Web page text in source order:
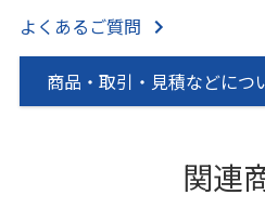
よくあるご質問
商品・取引・見積などにつ
関連